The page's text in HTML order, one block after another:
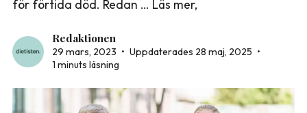
för förtida död. Redan … Läs mer,
Redaktionen
29 mars, 2023 • Uppdaterades 28 maj, 2025 •
1 minuts läsning